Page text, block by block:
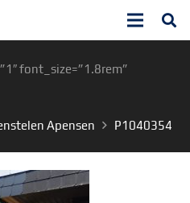
font_size=”1.8rem”
Apensen P1040354